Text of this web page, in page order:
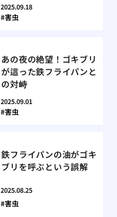
2025.09.18
害虫
あの夜の絶望！ゴキブリ
が這った鉄フライパンと
の対峙
2025.09.01
害虫
鉄フライパンの油がゴキ
ブリを呼ぶという誤解
2025.08.25
害虫